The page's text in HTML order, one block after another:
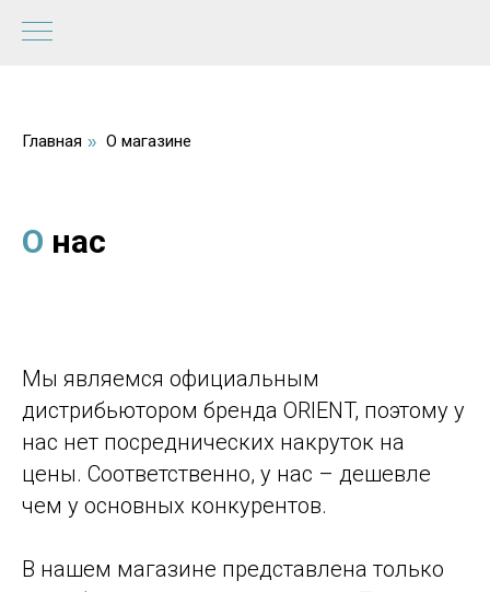
Главная » О магазине
О нас
Мы являемся официальным
дистрибьютором бренда ORIENT, поэтому у
нас нет посреднических накруток на
цены. Соответственно, у нас – дешевле
чем у основных конкурентов.
В нашем магазине представлена только